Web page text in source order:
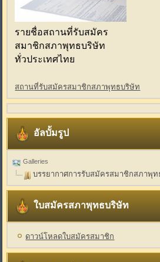
รายชื่อสถานที่รับสมัคร
สมาชิกสภาพุทธบริษัท
ทั่วประเทศไทย
สถานที่รับสมัครสมาชิกสภาพุทธบริษัท
อัลบั้มรูป
Galleries
บรรยากาศการรับสมัครสมาชิกสภาพุ
ใบสมัครสภาพุทธบริษัท
ดาวน์โหลดใบสมัครสมาชิก